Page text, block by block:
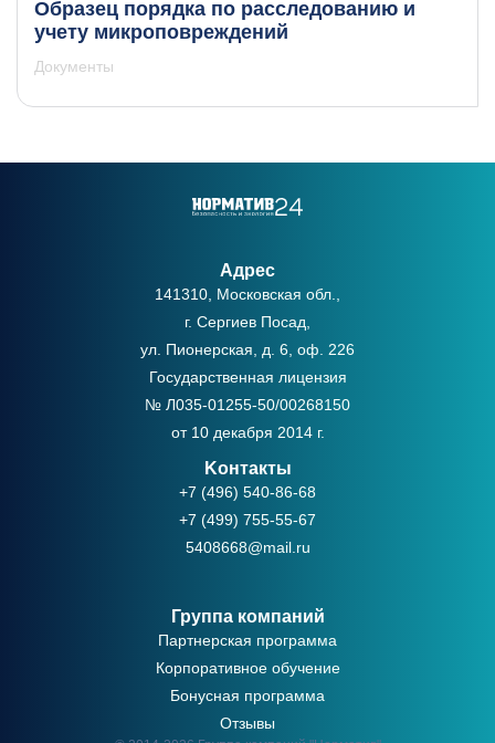
Образец порядка по расследованию и
учету микроповреждений
Документы
Адрес
141310, Московская обл.,
г. Сергиев Посад,
ул. Пионерская, д. 6, оф. 226
Государственная лицензия
№ Л035-01255-50/00268150
от 10 декабря 2014 г.
Kонтакты
+7 (496) 540-86-68
+7 (499) 755-55-67
5408668@mail.ru
Группа компаний
Партнерская программа
Корпоративное обучение
Бонусная программа
Отзывы